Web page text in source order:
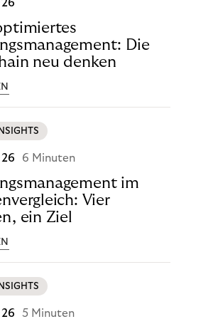
Die
neu denken
INSIGHTS
6 Minuten
im
Vier
ein Ziel
INSIGHTS
5 Minuten